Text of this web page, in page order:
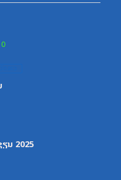
0
ນ 2025